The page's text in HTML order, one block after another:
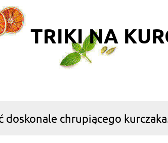
TRIKI NA
doskonale chrupiącego